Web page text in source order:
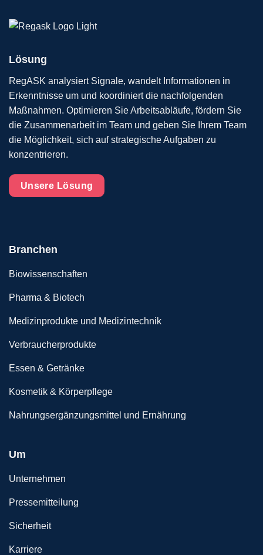
Lösung
RegASK analysiert Signale, wandelt Informationen in
Erkenntnisse um und koordiniert die nachfolgenden
Maßnahmen. Optimieren Sie Arbeitsabläufe, fördern Sie
die Zusammenarbeit im Team und geben Sie Ihrem Team
die Möglichkeit, sich auf strategische Aufgaben zu
konzentrieren.
Unsere Lösung
Branchen
Biowissenschaften
Pharma & Biotech
Medizinprodukte und Medizintechnik
Verbraucherprodukte
Essen & Getränke
Kosmetik & Körperpflege
Nahrungsergänzungsmittel und Ernährung
Um
Unternehmen
Pressemitteilung
Sicherheit
Karriere